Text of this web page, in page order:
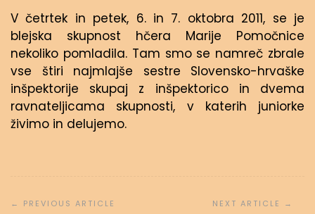
V četrtek in petek, 6. in 7. oktobra 2011, se je
blejska skupnost hčera Marije Pomočnice
nekoliko pomladila. Tam smo se namreč zbrale
vse štiri najmlajše sestre Slovensko-hrvaške
inšpektorije skupaj z inšpektorico in dvema
ravnateljicama skupnosti, v katerih juniorke
živimo in delujemo.
prispevka